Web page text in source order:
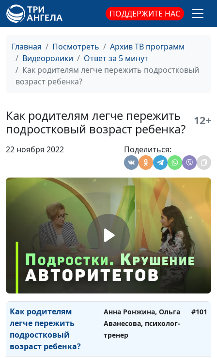
ПОДДЕРЖИТЕ НАС
Главная Посмотреть
Архив ТВ программ
Видеоролики
Ответ за 5 минут
Как родителям легче пережить подростковый
возраст ребенка?
Как родителям легче пережить
подростковый возраст ребенка?
12+
22 ноября 2022 Поделиться:
Как увидеть
одаренность своего
Ольга Аванесова,
психолог-тренер,
#107
Как проявляются
гиперконтроль и
гиперопека
Ольга Аванесова,
психолог-тренер
Как и когда родители
должны готовить
ребенка к сепарации?
Ольга Аванесова,
психолог-тренер
#105
Анна Ронжина, Ольга
Аванесова, психолог-
#104
Можно ли разрешить
своему ребенку не
получать высшее
образование?
Анна Ронжина, Ольга
Аванесова, психолог-
тренер,
профориентолог
#103
Как маме легче
пройти отделение от
повзрослевших
детей?
Анна Ронжина, Ольга
Аванесова, психолог-
тренер
#102
Как родителям
легче пережить
подростковый
возраст ребенка?
Анна Ронжина, Ольга
Аванесова, психолог-
тренер
#101